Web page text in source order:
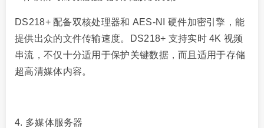
DS218+ 配备双核处理器和 AES-NI 硬件加密引擎，能
提供出众的文件传输速度。DS218+ 支持实时 4K 视频
串流，不仅十分适用于保护关键数据，而且适用于存储
超高清媒体内容。
4. 多媒体服务器